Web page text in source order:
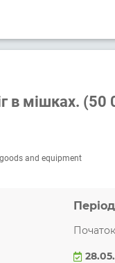
в мішках.
and equipment
Початок